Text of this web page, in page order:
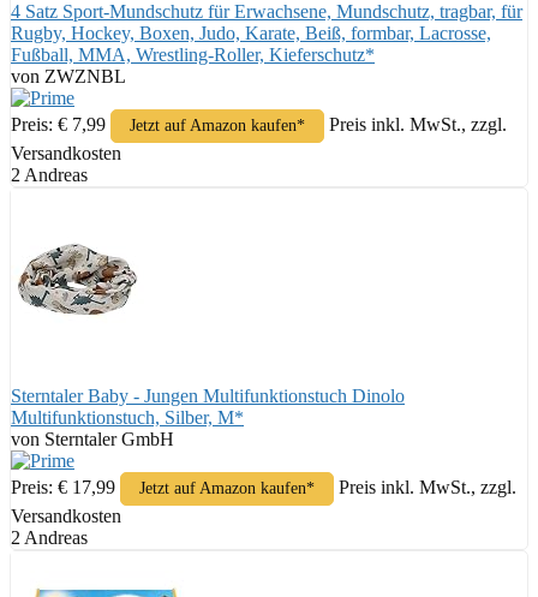
4 Satz Sport-Mundschutz für Erwachsene, Mundschutz, tragbar, für
Rugby, Hockey, Boxen, Judo, Karate, Beiß, formbar, Lacrosse,
Fußball, MMA, Wrestling-Roller, Kieferschutz*
von ZWZNBL
Preis: € 7,99 Jetzt auf Amazon kaufen*
Preis inkl. MwSt., zzgl.
Versandkosten
2 Andreas
Sterntaler Baby - Jungen Multifunktionstuch Dinolo
Multifunktionstuch, Silber, M*
von Sterntaler GmbH
Preis: € 17,99 Jetzt auf Amazon kaufen*
Preis inkl. MwSt., zzgl.
Versandkosten
2 Andreas